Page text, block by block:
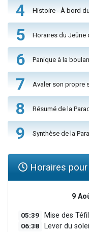
4 Histoire - À bord
5 Horaires du Jeûne
6 Panique à la
7 Avaler son propre
8 Résumé de la
9 Synthèse de la
Horaires pour
9
05:39 Mise des
06:38 Lever du soleil